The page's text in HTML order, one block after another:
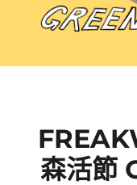
森活節